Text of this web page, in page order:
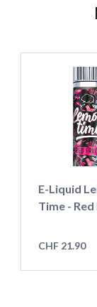
E-Liquid
Time - Red
CHF 21.90